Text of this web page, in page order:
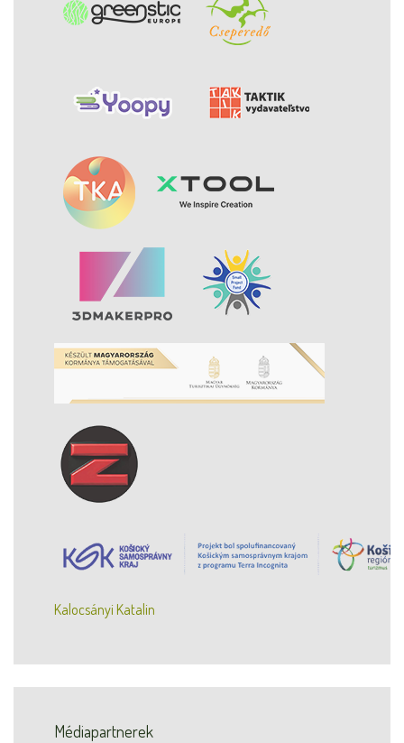
Kalocsányi Katalin
Médiapartnerek